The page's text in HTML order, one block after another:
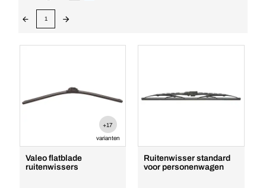
1
+17
varianten
Valeo flatblade
ruitenwissers
Ruitenwisser standard
voor personenwagen